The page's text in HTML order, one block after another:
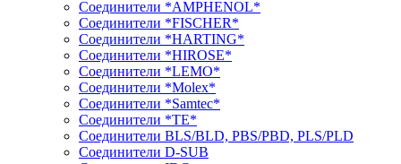
Соединители *AMPHENOL*
Соединители *FISCHER*
Соединители *HARTING*
Соединители *HIROSE*
Соединители *LEMO*
Соединители *Molex*
Соединители *Samtec*
Соединители *TE*
Соединители BLS/BLD, PBS/PBD, PLS/PLD
Соединители D-SUB